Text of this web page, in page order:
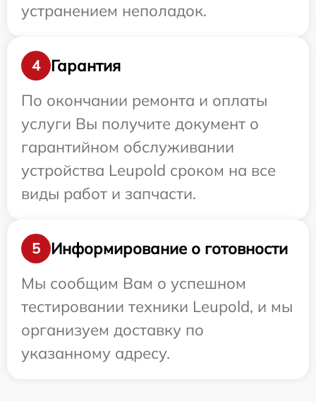
устранением неполадок.
4
Гарантия
По окончании ремонта и оплаты
услуги Вы получите документ о
гарантийном обслуживании
устройства Leupold сроком на все
виды работ и запчасти.
5
Информирование о готовности
Мы сообщим Вам о успешном
тестировании техники Leupold, и мы
организуем доставку по
указанному адресу.